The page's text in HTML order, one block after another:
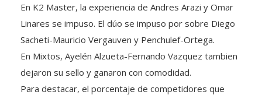
En K2 Master, la experiencia de Andres Arazi y Omar
Linares se impuso. El dúo se impuso por sobre Diego
Sacheti-Mauricio Vergauven y Penchulef-Ortega.
En Mixtos, Ayelén Alzueta-Fernando Vazquez tambien
dejaron su sello y ganaron con comodidad.
Para destacar, el porcentaje de competidores que